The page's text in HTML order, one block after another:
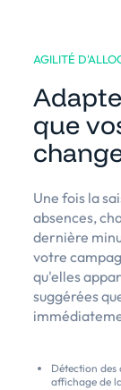
AGILITÉ
que
Une fois la
absences,
dernière
votre
qu'elles
suggérées
Détection des
affichage de